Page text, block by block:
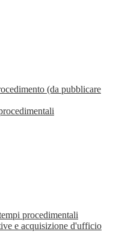
(da pubblicare
procedimentali
e acquisizione d'ufficio